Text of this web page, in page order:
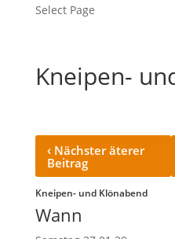
Select Page
Kneipen-
‹Nächster äterer
Beitrag
Kneipen- und Klönabend
Wann